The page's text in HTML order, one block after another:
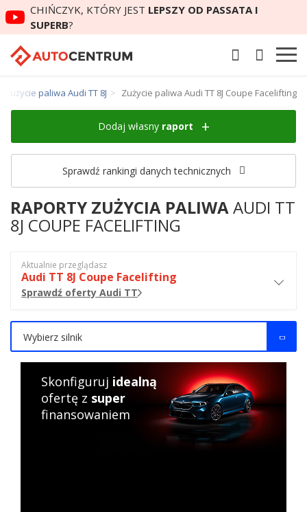
CHIŃCZYK, KTÓRY JEST LEPSZY OD PASSATA I
SUPERB?
Zużycie paliwa Audi TT 8J Zużycie paliwa Audi TT 8J Coupe Facelifting
Dodaj własny raport
Sprawdź rankingi danych technicznych
RAPORTY ZUŻYCIA PALIWAAUDI TT
8J COUPE FACELIFTING
Aktualnie przeglądasz
Audi TT 8J Coupe Facelifting
Sprawdź oferty Audi TT
Wybierz silnik
Skonfiguruj idealną
ofertę z super
finansowaniem